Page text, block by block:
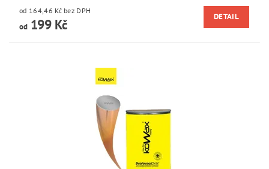
od 164,46 Kč bez DPH
od199 Kč DETAIL